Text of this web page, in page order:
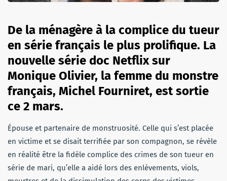
De la ménagère à la complice du tueur
en série français le plus prolifique. La
nouvelle série doc Netflix sur
Monique Olivier, la femme du monstre
français, Michel Fourniret, est sortie
ce 2 mars.
Épouse et partenaire de monstruosité. Celle qui s’est placée
en victime et se disait terrifiée par son compagnon, se révèle
en réalité être la fidèle complice des crimes de son tueur en
série de mari, qu’elle a aidé lors des enlèvements, viols,